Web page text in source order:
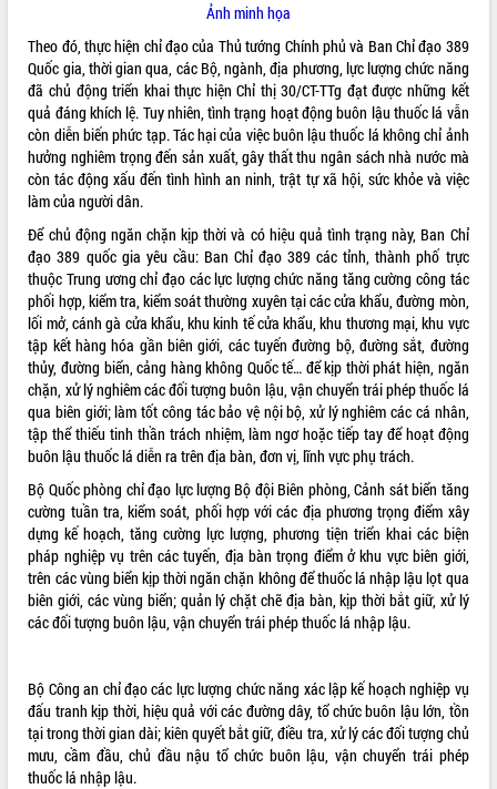
HỆ THỐNG VĂN BẢN
VĂN BẢN HĐND TỈNH
ĐIỂM TIN VĂN BẢN
QUY HOẠCH - KẾ HOẠCH
Không có file video nào để phát.
ALBUM ẢNH
Ảnh minh họa
Theo đó, thực hiện chỉ đạo của Thủ tướng Chính phủ và Ban Chỉ đạo 389
Quốc gia, thời gian qua, các Bộ, ngành, địa phương, lực lượng chức năng
đã chủ động triển khai thực hiện Chỉ thị 30/CT-TTg đạt được những kết
quả đáng khích lệ. Tuy nhiên, tình trạng hoạt động buôn lậu thuốc lá vẫn
còn diễn biến phức tạp. Tác hại của việc buôn lậu thuốc lá không chỉ ảnh
hưởng nghiêm trọng đến sản xuất, gây thất thu ngân sách nhà nước mà
còn tác động xấu đến tình hình an ninh, trật tự xã hội, sức khỏe và việc
làm của người dân.
Để chủ động ngăn chặn kịp thời và có hiệu quả tình trạng này, Ban Chỉ
đạo 389 quốc gia yêu cầu: Ban Chỉ đạo 389 các tỉnh, thành phố trực
thuộc Trung ương chỉ đạo các lực lượng chức năng tăng cường công tác
phối hợp, kiểm tra, kiểm soát thường xuyên tại các cửa khẩu, đường mòn,
lối mở, cánh gà cửa khẩu, khu kinh tế cửa khẩu, khu thương mại, khu vực
tập kết hàng hóa gần biên giới, các tuyến đường bộ, đường sắt, đường
thủy, đường biển, cảng hàng không Quốc tế… để kịp thời phát hiện, ngăn
chặn, xử lý nghiêm các đối tượng buôn lậu, vận chuyển trái phép thuốc lá
qua biên giới; làm tốt công tác bảo vệ nội bộ, xử lý nghiêm các cá nhân,
tập thể thiếu tinh thần trách nhiệm, làm ngơ hoặc tiếp tay để hoạt động
buôn lậu thuốc lá diễn ra trên địa bàn, đơn vị, lĩnh vực phụ trách.
Bộ Quốc phòng chỉ đạo lực lượng Bộ đội Biên phòng, Cảnh sát biển tăng
cường tuần tra, kiểm soát, phối hợp với các địa phương trọng điểm xây
dựng kế hoạch, tăng cường lực lượng, phương tiện triển khai các biện
pháp nghiệp vụ trên các tuyến, địa bàn trọng điểm ở khu vực biên giới,
trên các vùng biển kịp thời ngăn chặn không để thuốc lá nhập lậu lọt qua
biên giới, các vùng biển; quản lý chặt chẽ địa bàn, kịp thời bắt giữ, xử lý
các đối tượng buôn lậu, vận chuyển trái phép thuốc lá nhập lậu.
Bộ Công an chỉ đạo các lực lượng chức năng xác lập kế hoạch nghiệp vụ
đấu tranh kịp thời, hiệu quả với các đường dây, tổ chức buôn lậu lớn, tồn
tại trong thời gian dài; kiên quyết bắt giữ, điều tra, xử lý các đối tượng chủ
mưu, cầm đầu, chủ đầu nậu tổ chức buôn lậu, vận chuyển trái phép
thuốc lá nhập lậu.